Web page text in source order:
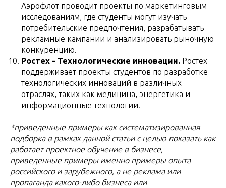
Аэрофлот проводит проекты по маркетинговым
исследованиям, где студенты могут изучать
потребительские предпочтения, разрабатывать
рекламные кампании и анализировать рыночную
конкуренцию.
Ростех - Технологические инновации. Ростех
поддерживает проекты студентов по разработке
технологических инноваций в различных
отраслях, таких как медицина, энергетика и
информационные технологии.
*приведенные примеры как систематизированная
подборка в рамках данной статьи с целью показать как
работает проектное обучение в бизнесе,
приведенные примеры именно примеры опыта
российского и зарубежного, а не реклама или
пропаганда какого-либо бизнеса или